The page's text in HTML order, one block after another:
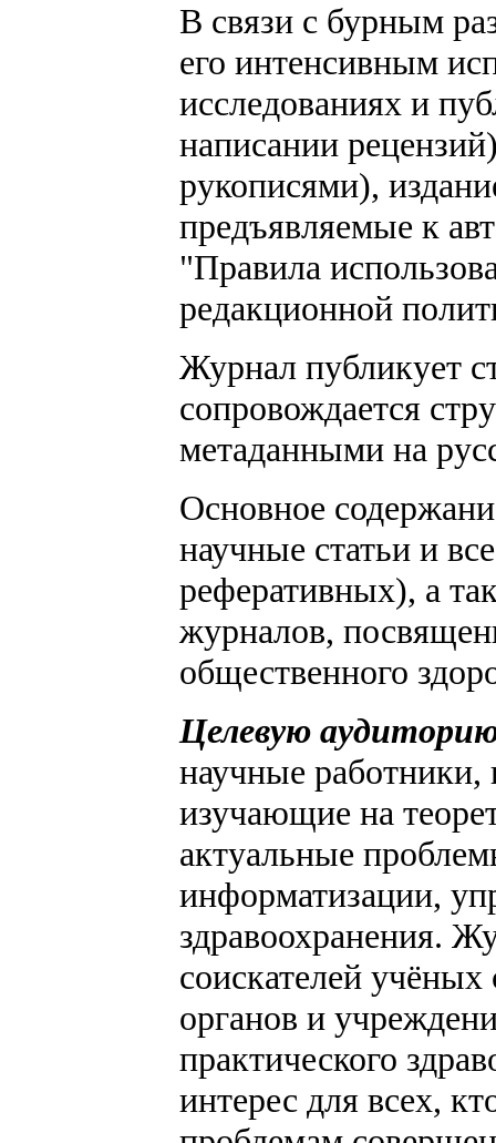
В связи с бурным
его интенсивным
исследованиях и
написании
рукописями),
предъявляемые к
"Правила
редакционной
Журнал публикует
сопровождается
метаданными на
Основное
научные статьи и
реферативных), а
журналов,
общественного
Целевую
научные работники,
изучающие на
актуальные
информатизации,
здравоохранения.
соискателей учёных
органов и
практического
интерес для всех,